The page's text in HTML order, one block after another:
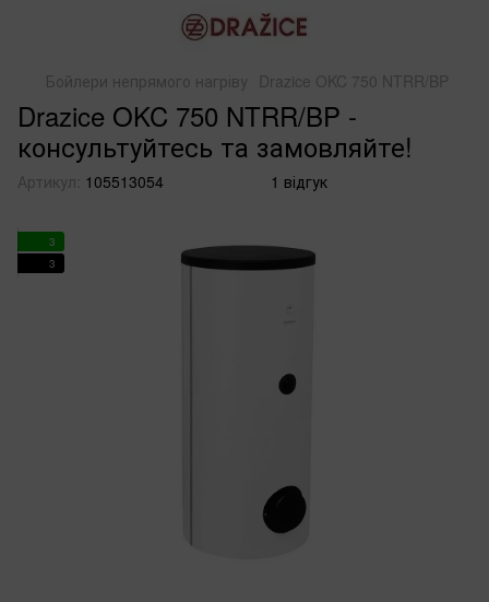
Бойлери непрямого нагріву Drazice OKC 750 NTRR/BP
Drazice OKC 750 NTRR/BP -
консультуйтесь та замовляйте!
Артикул: 105513054 1 відгук
3
3